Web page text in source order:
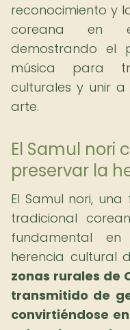
reconocimiento y
coreana en
demostrando
música para
culturales y unir
arte.
El Samul nori
preservar la
El Samul nori,
tradicional
fundamental
herencia cultural
zonas rurales de
transmitido de
convirtiéndose